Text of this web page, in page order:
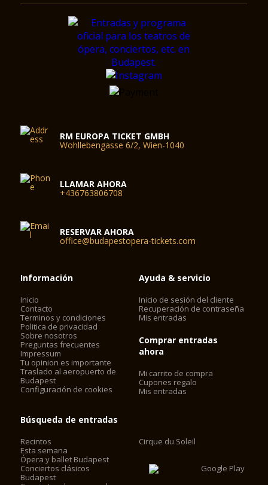
RM EUROPA TICKET GMBH
Wohllebengasse 6/2, Wien-1040
LLAMAR AHORA
+436763806708
RESERVAR AHORA
office@budapestopera-tickets.com
Información
Inicio
Contacto
Terminos y condiciones
Politica de privacidad
Sobre nosotros
Preguntas frecuentes
Impressum
Tu opinion es importante
Traslado al aeropuerto de
Budapest
Configuración de cookies
Ayuda & servicio
Inicio de sesión del cliente
Recuperación de contraseña
Mis entradas
Comprar entradas
ahora
Mi carrito de compra
Cupones regalo
Mis entradas
Búsqueda de entradas
Recintos
Esta semana
Ópera y ballet Budapest
Conciertos clásicos
Budapest
Cirque du Soleil